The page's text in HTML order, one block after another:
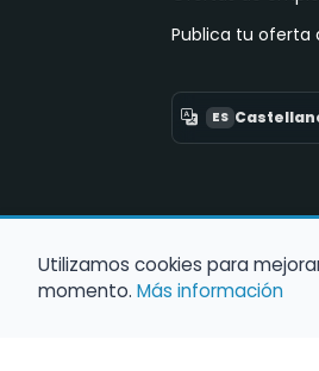
Publica tu oferta
ES
Utilizamos cookies para
momento. Más información